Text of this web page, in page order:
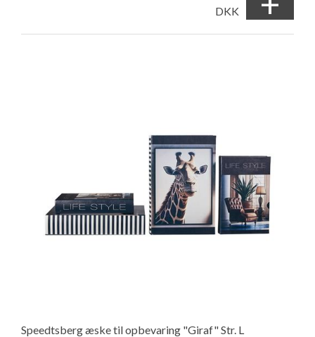
DKK
Speedtsberg æske til opbevaring "Giraf" Str. L